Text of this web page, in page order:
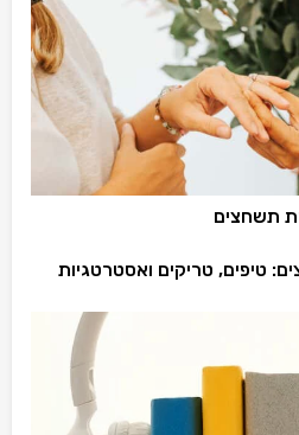
תשחצים
טיפים, טריקים ואסטרטגיות